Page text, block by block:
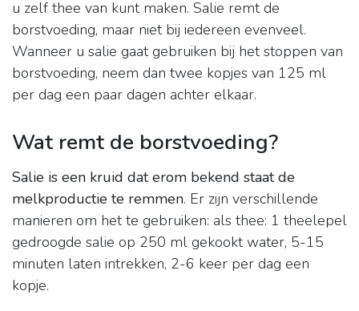
u zelf thee van kunt maken. Salie remt de
borstvoeding, maar niet bij iedereen evenveel.
Wanneer u salie gaat gebruiken bij het stoppen van
borstvoeding, neem dan twee kopjes van 125 ml
per dag een paar dagen achter elkaar.
Wat remt de borstvoeding?
Salie is een kruid dat erom bekend staat de
melkproductie te remmen. Er zijn verschillende
manieren om het te gebruiken: als thee: 1 theelepel
gedroogde salie op 250 ml gekookt water, 5-15
minuten laten intrekken, 2-6 keer per dag een
kopje.